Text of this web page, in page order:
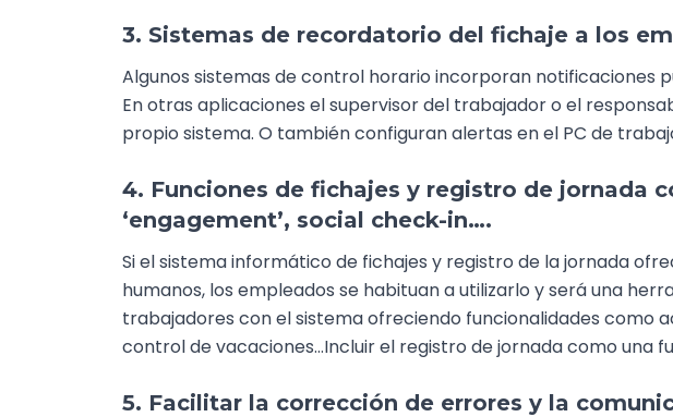
3. Sistemas de recordatorio del fichaje a los
Algunos sistemas de control horario incorporan notificaciones
En otras aplicaciones el supervisor del trabajador o el
propio sistema. O también configuran alertas en el PC de
4. Funciones de fichajes y registro de jornada
‘engagement’, social check-in….
Si el sistema informático de fichajes y registro de la jornada
humanos, los empleados se habituan a utilizarlo y será una
trabajadores con el sistema ofreciendo funcionalidades como
control de vacaciones…Incluir el registro de jornada como una
5. Facilitar la corrección de errores y la